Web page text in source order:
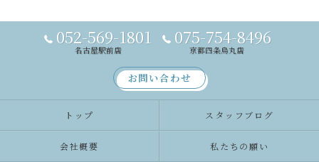
052-569-1801
名古屋駅前店
075-754-8496
京都四条烏丸店
お問い合わせ
トップ スタッフブログ
会社概要 私たちの願い